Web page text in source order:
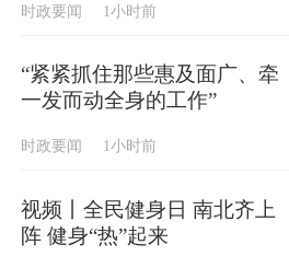
时政要闻 1小时前
“紧紧抓住那些惠及面广、牵
一发而动全身的工作”
时政要闻 1小时前
视频丨全民健身日 南北齐上
阵 健身“热”起来